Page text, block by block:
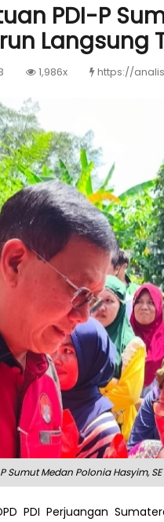
PDI-P
Langsung
1,986x https://
Sumut Medan Polonia Hasyim,
PDI Perjuangan